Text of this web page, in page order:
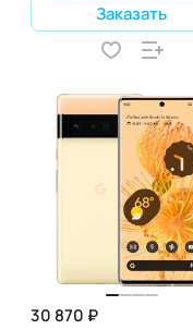
Заказать
30 870 ₽